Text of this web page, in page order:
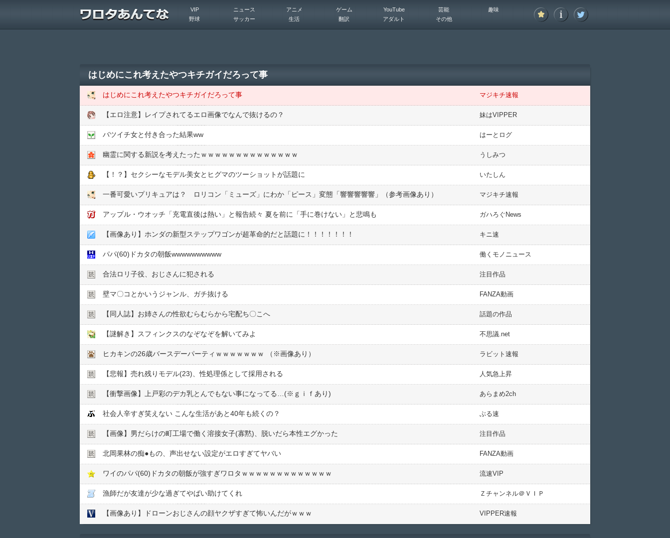
VIP ニュース アニメ ゲーム YouTube 芸能
趣味
野球
サッカー 生活 翻訳 アダルト その他
はじめにこれ考えたやつキチガイだろって事
はじめにこれ考えたやつキチガイだろって事 マジキチ速報
【エロ注意】レイプされてるエロ画像でなんで抜けるの？ 妹はVIPPER
バツイチ女と付き合った結果ww はーとログ
幽霊に関する新説を考えたったｗｗｗｗｗｗｗｗｗｗｗｗｗｗ うしみつ
【！？】セクシーなモデル美女とヒグマのツーショットが話題に いたしん
一番可愛いプリキュアは？ ロリコン「ミューズ」にわか「ピース」変態「響響響響響」（参考画像あり） マジキチ速報
アップル・ウオッチ「充電直後は熱い」と報告続々 夏を前に「手に巻けない」と悲鳴も ガハろぐNews
【画像あり】ホンダの新型ステップワゴンが超革命的だと話題に！！！！！！！ キニ速
パパ(60)ドカタの朝飯wwwwwwwwww 働くモノニュース
合法ロリ子役、おじさんに犯される 注目作品
壁マ〇コとかいうジャンル、ガチ抜ける FANZA動画
【同人誌】お姉さんの性欲むらむらから宅配ち〇こへ 話題の作品
【謎解き】スフィンクスのなぞなぞを解いてみよ 不思議.net
ヒカキンの26歳バースデーパーティｗｗｗｗｗｗｗ （※画像あり） ラビット速報
【悲報】売れ残りモデル(23)、性処理係として採用される 人気急上昇
【衝撃画像】上戸彩のデカ乳とんでもない事になってる…(※ｇｉｆあり) あらまめ2ch
社会人辛すぎ笑えない こんな生活があと40年も続くの？ ぶる速
【画像】男だらけの町工場で働く溶接女子(寡黙)、脱いだら本性エグかった 注目作品
北岡果林の痴●︎もの、声出せない設定がエロすぎてヤバい FANZA動画
ワイのパパ(60)ドカタの朝飯が強すぎワロタｗｗｗｗｗｗｗｗｗｗｗｗｗ 流速VIP
漁師だが友達が少な過ぎてやばい助けてくれ Ｚチャンネル＠ＶＩＰ
【画像あり】ドローンおじさんの顔ヤクザすぎて怖いんだがｗｗｗ VIPPER速報